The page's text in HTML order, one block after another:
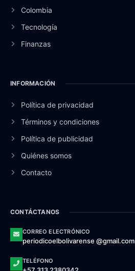
Colombia
Tecnología
Finanzas
INFORMACIÓN
Política de privacidad
Términos y condiciones
Política de publicidad
Quiénes somos
Contacto
CONTÁCTANOS
CORREO ELECTRÓNICO
periodicoelbolivarense @gmail.com
TELÉFONO